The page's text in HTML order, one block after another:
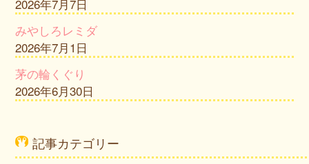
2026年7月7日
みやしろレミダ
2026年7月1日
茅の輪くぐり
2026年6月30日
記事カテゴリー